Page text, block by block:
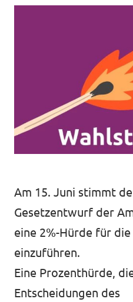
Deine Spende für
Mache bei uns mit!
Pressemitteilungen
Leichte Sprache
Jobs bei Volt
Mache mit!
Am 15. Juni stimmt
Gesetzentwurf der
eine 2%-Hürde für
einzuführen.
Eine Prozenthürde,
Entscheidungen des